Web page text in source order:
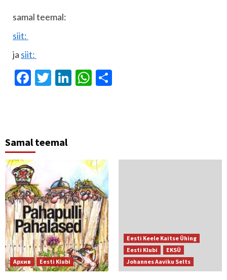
samal teemal:
siit:
ja siit:
Facebook
Twitter
LinkedIn
WhatsApp
Samal teemal
Архив Eesti Klubi
Eesti Keele Kaitse Ühing
Eesti Klubi
EKSÜ
Johannes Aaviku Selts